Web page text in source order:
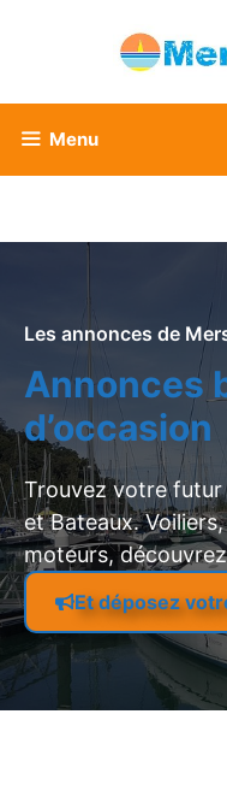
Menu
Les annonces de
Annonces
d’occasion
Trouvez votre futur
et Bateaux.
moteurs,
Et déposez